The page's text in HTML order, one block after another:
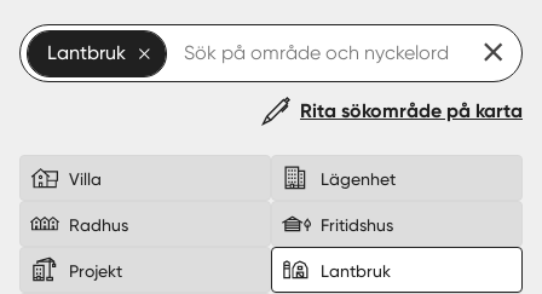
Start
Lantbruk
Rita sökområde på karta
Villa Lägenhet
Radhus Fritidshus
Projekt Lantbruk